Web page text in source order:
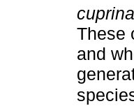
cuprina
These
and